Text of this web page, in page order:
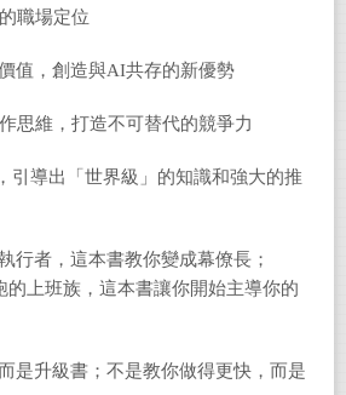
職場定位
值，創造與AI共存的新優勢
思維，打造不可替代的競爭力
引導出「世界級」的知識和強大的推
行者，這本書教你變成幕僚長；
的上班族，這本書讓你開始主導你的
是升級書；不是教你做得更快，而是